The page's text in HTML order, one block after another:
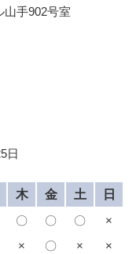
山手902号室
日
木 金 土
日
〇 〇 〇
×
× 〇 × ×